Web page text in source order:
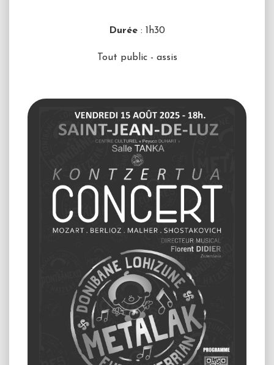
Durée : 1h30
Tout public - assis